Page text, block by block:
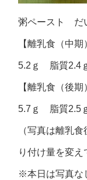
粥ペースト だ
【離乳食（中
5.2ｇ 脂質2.4
【離乳食（後
5.7ｇ 脂質2.5
（写真は離乳
り付け量を変え
※本日は写真な